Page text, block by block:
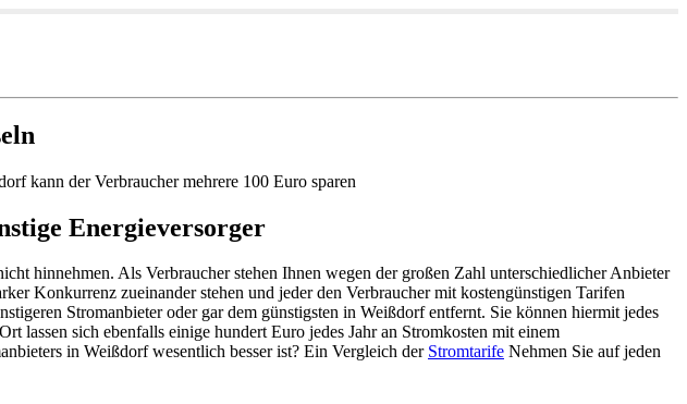
kann der Verbraucher mehrere 100 Euro sparen
Energieversorger
hinnehmen. Als Verbraucher stehen Ihnen wegen der großen Zahl unterschiedlicher Anbieter
Konkurrenz zueinander stehen und jeder den Verbraucher mit kostengünstigen Tarifen
Stromanbieter oder gar dem günstigsten in Weißdorf entfernt. Sie können hiermit jedes
lassen sich ebenfalls einige hundert Euro jedes Jahr an Stromkosten mit einem
in Weißdorf wesentlich besser ist? Ein Vergleich der Stromtarife Nehmen Sie auf jeden